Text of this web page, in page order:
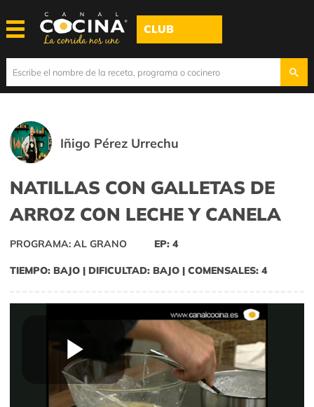
CLUB
Iñigo Pérez Urrechu
NATILLAS CON GALLETAS DE
ARROZ CON LECHE Y CANELA
PROGRAMA: AL GRANO EP: 4
TIEMPO: BAJO | DIFICULTAD: BAJO | COMENSALES: 4
Play